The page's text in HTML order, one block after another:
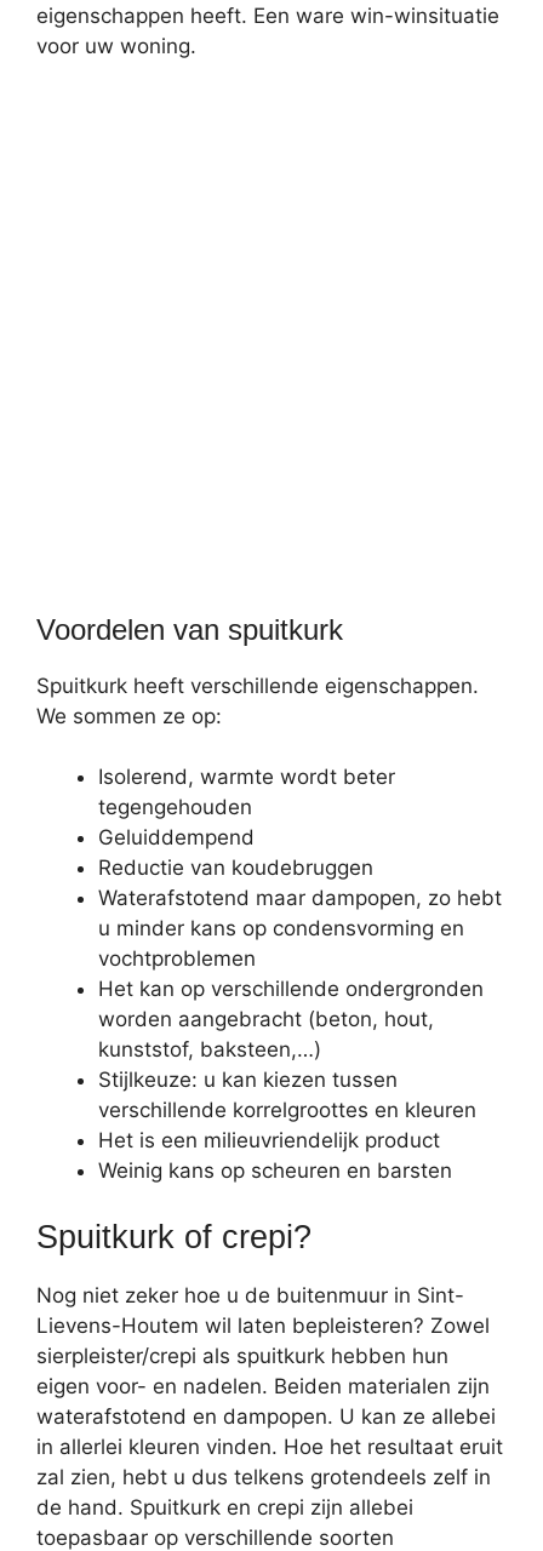
eigenschappen heeft. Een ware win-winsituatie
voor uw woning.
Voordelen van spuitkurk
Spuitkurk heeft verschillende eigenschappen.
We sommen ze op:
Isolerend, warmte wordt beter
tegengehouden
Geluiddempend
Reductie van koudebruggen
Waterafstotend maar dampopen, zo hebt
u minder kans op condensvorming en
vochtproblemen
Het kan op verschillende ondergronden
worden aangebracht (beton, hout,
kunststof, baksteen,…)
Stijlkeuze: u kan kiezen tussen
verschillende korrelgroottes en kleuren
Het is een milieuvriendelijk product
Weinig kans op scheuren en barsten
Spuitkurk of crepi?
Nog niet zeker hoe u de buitenmuur in Sint-
Lievens-Houtem wil laten bepleisteren? Zowel
sierpleister/crepi als spuitkurk hebben hun
eigen voor- en nadelen. Beiden materialen zijn
waterafstotend en dampopen. U kan ze allebei
in allerlei kleuren vinden. Hoe het resultaat eruit
zal zien, hebt u dus telkens grotendeels zelf in
de hand. Spuitkurk en crepi zijn allebei
toepasbaar op verschillende soorten